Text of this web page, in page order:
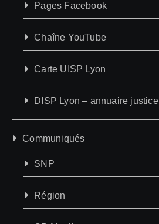
Pages Facebook
Chaîne YouTube
Carte UISP Lyon
DISP Lyon – annuaire justice
Communiqués
SNP
Région